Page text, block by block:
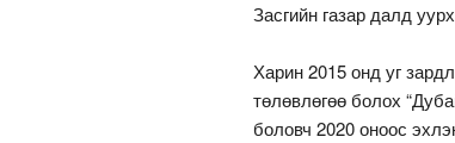
Засгийн газар далд
Харин 2015 онд уг
төлөвлөгөө болох
боловч 2020 оноос